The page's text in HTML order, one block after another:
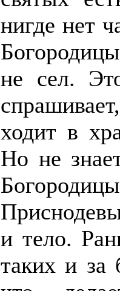
нигде нет
не сел.
ходит в
Но не
и тело.
таких и за